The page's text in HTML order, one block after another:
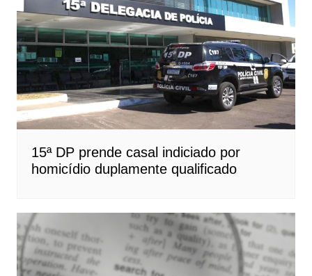
15ª DP prende casal indiciado por
homicídio duplamente qualificado